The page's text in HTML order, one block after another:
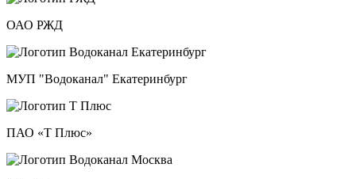
ОАО РЖД
МУП "Водоканал" Екатеринбург
ПАО «Т Плюс»